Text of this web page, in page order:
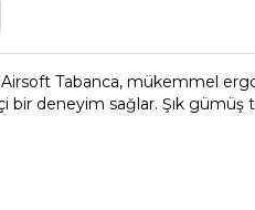
Tabanca, mükemmel
bir deneyim sağlar. Şık gümüş